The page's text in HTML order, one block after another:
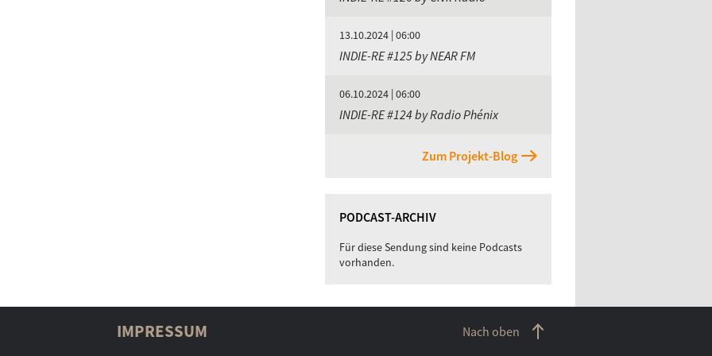
13.10.2024 | 06:00
INDIE-RE #125 by NEAR FM
06.10.2024 | 06:00
INDIE-RE #124 by Radio Phénix
Zum Projekt-Blog
PODCAST-ARCHIV
Für diese Sendung sind keine Podcasts
vorhanden.
IMPRESSUM Nach oben